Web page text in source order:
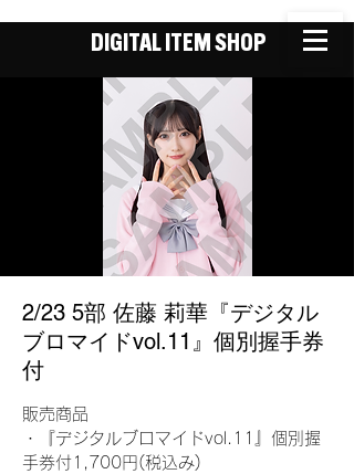
DIGITAL ITEM SHOP
2/23 5部 佐藤 莉華『デジタル
ブロマイドvol.11』個別握手券
付
販売商品
・『デジタルブロマイドvol.11』個別握
手券付1,700円(税込み)